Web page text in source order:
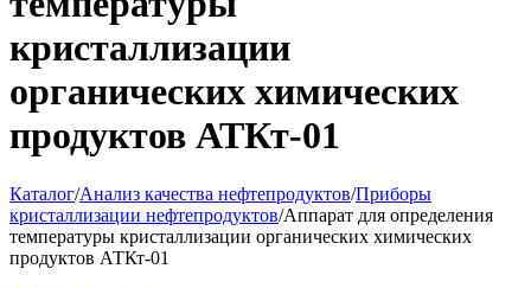
кристаллизации
органических химических
продуктов АТКт-01
Каталог/Анализ качества нефтепродуктов/Приборы
кристаллизации нефтепродуктов/Аппарат для определения
температуры кристаллизации органических химических
продуктов АТКт-01